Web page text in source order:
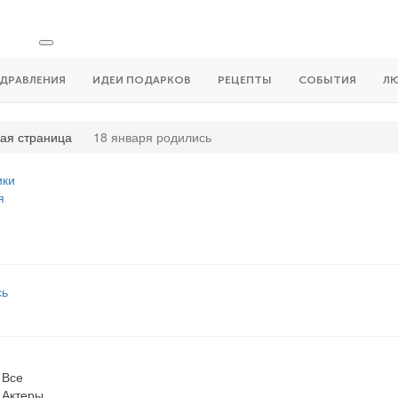
ИДЕИ ПОДАРКОВ РЕЦЕПТЫ СОБЫТИЯ
страница 18 января родились
Все
Актеры